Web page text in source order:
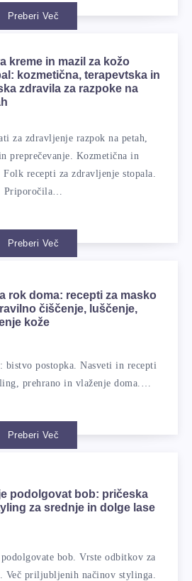
Preberi Več
kreme in mazil za kožo
kozmetična, terapevtska in
zdravila za razpoke na
za zdravljenje razpok na petah,
preprečevanje. Kozmetična in
Folk recepti za zdravljenje stopala.
Priporočila…
Preberi Več
rok doma: recepti za masko
čiščenje, luščenje,
kože
bistvo postopka. Nasveti in recepti
prehrano in vlaženje doma.…
Preberi Več
podolgovat bob: pričeska
za srednje in dolge lase
bob. Vrste odbitkov za
Več priljubljenih načinov stylinga.